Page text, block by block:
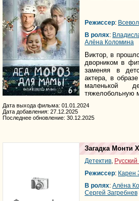
Режиссер:
В ролях:
Алёна Коломина
Виктор, в
дворником в
заменяя в
актера, в
маленькой
тяжелобольную
Дата выхода фильма: 01.01.2024
Дата добавления: 27.12.2025
Последнее обновление: 30.12.2025
Загадка Монти
Детектив,
Режиссер: Карен
В ролях: Алёна
Сергей Загребнев